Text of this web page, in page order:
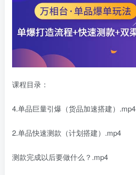
课程目录：
4.单品巨量引爆（货品加速搭建）.mp4
2.单品快速测款（计划搭建）.mp4
测款完成以后要做什么？.mp4